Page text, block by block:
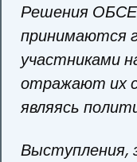
Решения ОБСЕ
принимаются
участниками
отражают их
являясь
Выступления,